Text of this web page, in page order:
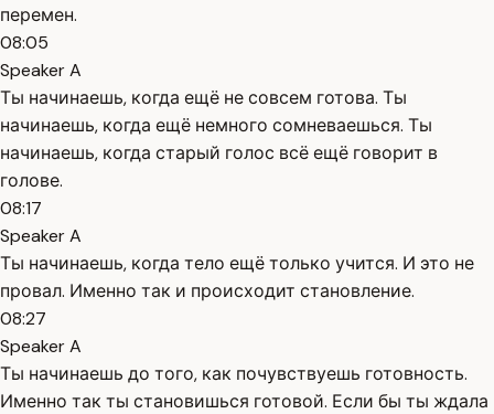
перемен.
08:05
Speaker A
Ты начинаешь, когда ещё не совсем готова. Ты
начинаешь, когда ещё немного сомневаешься. Ты
начинаешь, когда старый голос всё ещё говорит в
голове.
08:17
Speaker A
Ты начинаешь, когда тело ещё только учится. И это не
провал. Именно так и происходит становление.
08:27
Speaker A
Ты начинаешь до того, как почувствуешь готовность.
Именно так ты становишься готовой. Если бы ты ждала